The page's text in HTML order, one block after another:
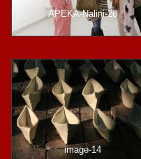
APEKA-Nalini-28
image-14